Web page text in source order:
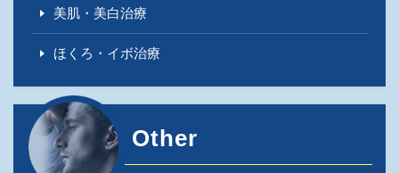
美肌・美白治療
ほくろ・イボ治療
Other